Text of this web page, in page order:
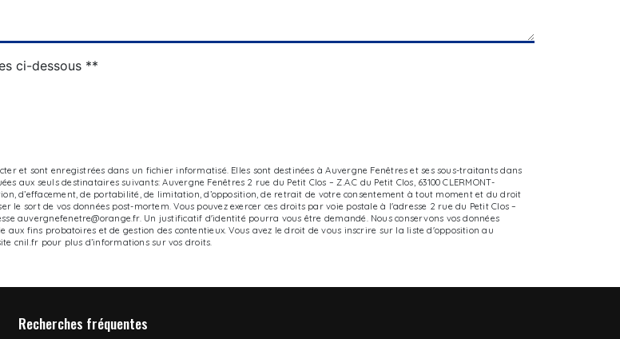
ci-dessous **
et sont enregistrées dans un fichier informatisé. Elles sont destinées à Auvergne Fenêtres et ses sous-traitants dans
aux seuls destinataires suivants: Auvergne Fenêtres 2 rue du Petit Clos – Z.A.C du Petit Clos, 63100 CLERMONT-
d’effacement, de portabilité, de limitation, d’opposition, de retrait de votre consentement à tout moment et du droit
sort de vos données post-mortem. Vous pouvez exercer ces droits par voie postale à l'adresse 2 rue du Petit Clos –
auvergnefenetre@orange.fr. Un justificatif d'identité pourra vous être demandé. Nous conservons vos données
fins probatoires et de gestion des contentieux. Vous avez le droit de vous inscrire sur la liste d'opposition au
cnil.fr pour plus d’informations sur vos droits.
Recherches fréquentes